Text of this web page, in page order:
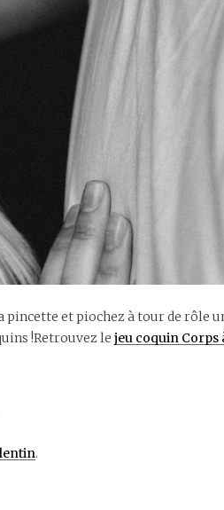
pincette et piochez à tour de rôle
!Retrouvez le jeu coquin Corps
.